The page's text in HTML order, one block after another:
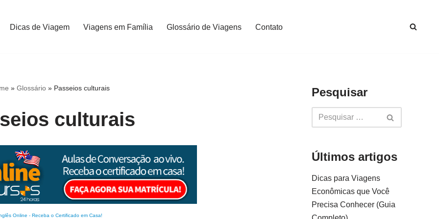
Dicas de Viagem Viagens em Família Glossário de Viagens Contato
» Glossário» Passeios culturais
culturais
Online - Receba o Certificado em Casa!
Pesquisar
Últimos artigos
Dicas para Viagens
Econômicas que Você
Precisa Conhecer (Guia